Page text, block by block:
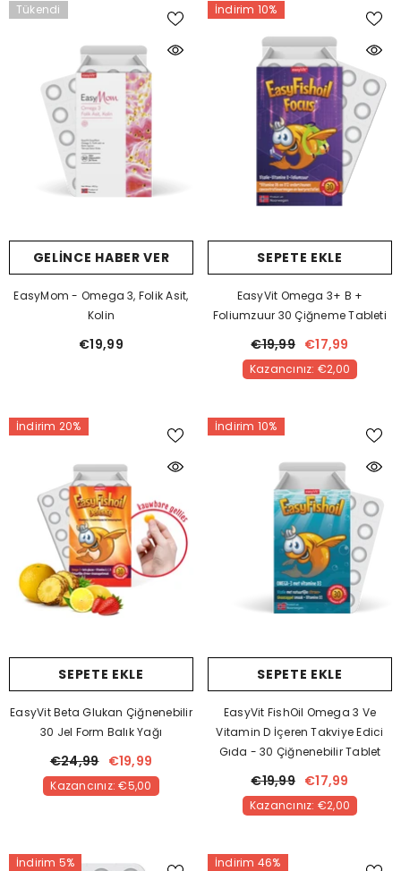
Tükendi
GELINCE HABER VER
EasyMom - Omega 3, Folik Asit,
Kolin
€19,99
İndirim 10%
SEPETE EKLE
EasyVit Omega 3+ B +
Foliumzuur 30 Çiğneme Tableti
€19,99 €17,99
Kazancınız: €2,00
İndirim 20%
SEPETE EKLE
EasyVit Beta Glukan Çiğnenebilir
30 Jel Form Balık Yağı
€24,99 €19,99
Kazancınız: €5,00
İndirim 10%
SEPETE EKLE
EasyVit FishOil Omega 3 Ve
Vitamin D İçeren Takviye Edici
Gıda - 30 Çiğnenebilir Tablet
€19,99 €17,99
Kazancınız: €2,00
İndirim 5% İndirim 46%